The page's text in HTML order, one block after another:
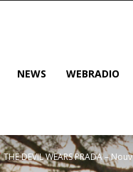
NEWS WEBRADIO
THE DEVIL WEARS PRADA –